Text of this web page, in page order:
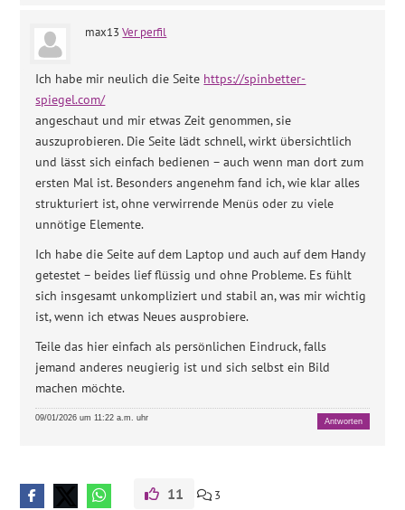
max13Ver perfil
Ich habe mir neulich die Seite https://spinbetter-
spiegel.com/
angeschaut und mir etwas Zeit genommen, sie
auszuprobieren. Die Seite lädt schnell, wirkt übersichtlich
und lässt sich einfach bedienen – auch wenn man dort zum
ersten Mal ist. Besonders angenehm fand ich, wie klar alles
strukturiert ist, ohne verwirrende Menüs oder zu viele
unnötige Elemente.
Ich habe die Seite auf dem Laptop und auch auf dem Handy
getestet – beides lief flüssig und ohne Probleme. Es fühlt
sich insgesamt unkompliziert und stabil an, was mir wichtig
ist, wenn ich etwas Neues ausprobiere.
Teile das hier einfach als persönlichen Eindruck, falls
jemand anderes neugierig ist und sich selbst ein Bild
machen möchte.
09/01/2026 um 11:22 a.m. uhr Antworten
11 3